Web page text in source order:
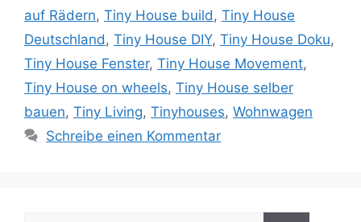
auf Rädern, Tiny House build , Tiny House
Deutschland , Tiny House DIY, Tiny House Doku,
Tiny House Fenster, Tiny House Movement,
Tiny House on wheels, Tiny House selber
bauen, Tiny Living, Tinyhouses, Wohnwagen
Schreibe einen Kommentar